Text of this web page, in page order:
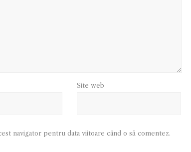
Site web
navigator pentru data viitoare când o să comentez.